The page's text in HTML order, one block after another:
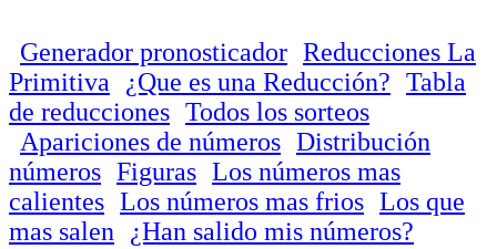
Generador pronosticador Reducciones La
Primitiva
¿Que es una Reducción? Tabla
de reducciones Todos los sorteos
Apariciones de números Distribución
números Figuras Los números mas
calientes Los números mas frios Los que
mas salen
¿Han salido mis números?